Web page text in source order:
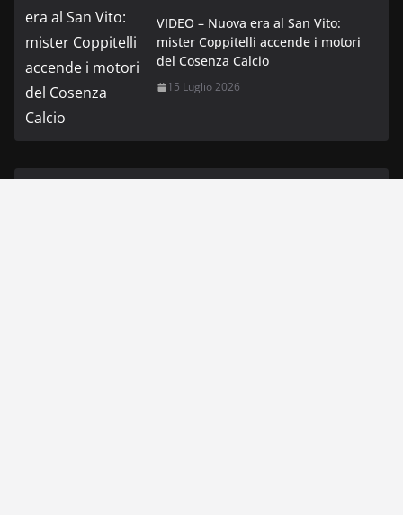
VIDEO – Nuova era al San Vito:
mister Coppitelli accende i motori
del Cosenza Calcio
15 Luglio 2026